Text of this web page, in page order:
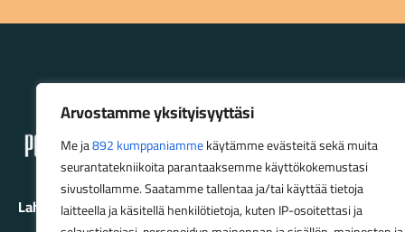
Arvostamme yksityisyyttäsi
Me ja892 kumppaniammekäytämme evästeitä sekä muita
seurantatekniikoita parantaaksemme käyttökokemustasi
sivustollamme. Saatamme tallentaa ja/tai käyttää tietoja
laitteella ja käsitellä henkilötietoja, kuten IP-osoitettasi ja
Lahden Polkupyörähuolto - etusivulle
Lahden Polkupyörähuolto Oy